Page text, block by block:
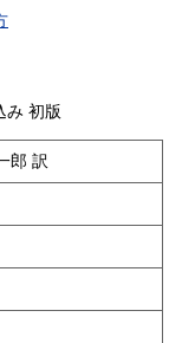
み 初版
郎 訳